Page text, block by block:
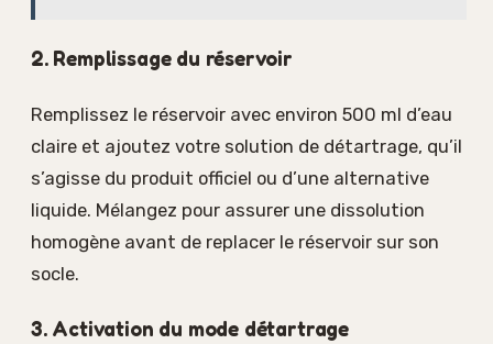
2. Remplissage du réservoir
Remplissez le réservoir avec environ 500 ml d’eau
claire et ajoutez votre solution de détartrage, qu’il
s’agisse du produit officiel ou d’une alternative
liquide. Mélangez pour assurer une dissolution
homogène avant de replacer le réservoir sur son
socle.
3. Activation du mode détartrage